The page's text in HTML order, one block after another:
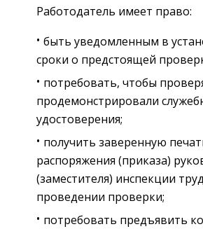
Работодатель имеет право:
быть уведомленным в
сроки о предстоящей
потребовать, чтобы
продемонстрировали
удостоверения;
получить заверенную
распоряжения (приказа)
(заместителя) инспекции
проведении проверки;
потребовать предъявить